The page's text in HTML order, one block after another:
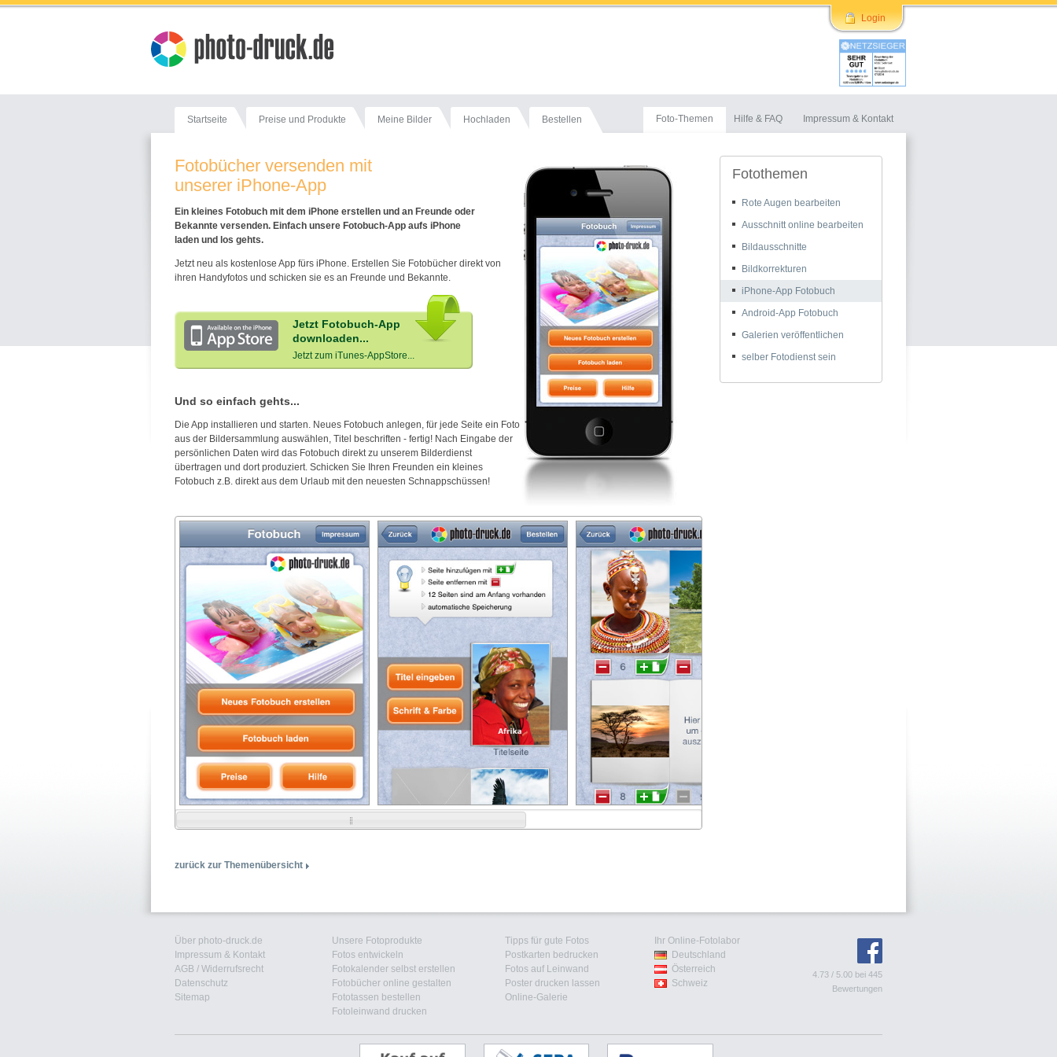
Login
Startseite Preise und Produkte Meine Bilder Hochladen Bestellen Foto-Themen Hilfe & FAQ Impressum & Kontakt
Fotobücher versenden mit
unserer iPhone-App
Ein kleines Fotobuch mit dem iPhone erstellen und an Freunde oder
Bekannte versenden. Einfach unsere Fotobuch-App aufs iPhone
laden und los gehts.
Jetzt neu als kostenlose App fürs iPhone. Erstellen Sie Fotobücher direkt von
ihren Handyfotos und schicken sie es an Freunde und Bekannte.
Jetzt Fotobuch-App
downloaden...
Jetzt zum iTunes-AppStore...
Und so einfach gehts...
Die App installieren und starten. Neues Fotobuch anlegen, für jede Seite ein Foto
aus der Bildersammlung auswählen, Titel beschriften - fertig! Nach Eingabe der
persönlichen Daten wird das Fotobuch direkt zu unserem Bilderdienst
übertragen und dort produziert. Schicken Sie Ihren Freunden ein kleines
Fotobuch z.B. direkt aus dem Urlaub mit den neuesten Schnappschüssen!
zurück zur Themenübersicht
Fotothemen
Rote Augen bearbeiten
Ausschnitt online bearbeiten
Bildausschnitte
Bildkorrekturen
iPhone-App Fotobuch
Android-App Fotobuch
Galerien veröffentlichen
selber Fotodienst sein
Über photo-druck.de
Impressum & Kontakt
AGB / Widerrufsrecht
Datenschutz
Sitemap
Unsere Fotoprodukte
Fotos entwickeln
Fotokalender selbst erstellen
Fotobücher online gestalten
Fototassen bestellen
Fotoleinwand drucken
Tipps für gute Fotos
Postkarten bedrucken
Fotos auf Leinwand
Poster drucken lassen
Online-Galerie
Ihr Online-Fotolabor
Deutschland
Österreich
Schweiz
4.73 / 5.00 bei 445
Bewertungen